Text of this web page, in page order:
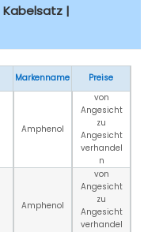
Kabelsatz |
Markenname Preise
Amphenol
von
Angesicht
zu
Angesicht
verhandel
n
Amphenol
von
Angesicht
zu
Angesicht
verhandel